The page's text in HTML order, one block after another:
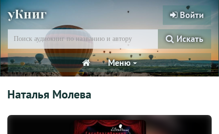
уКниг Войти
Искать
Меню
Наталья Молева